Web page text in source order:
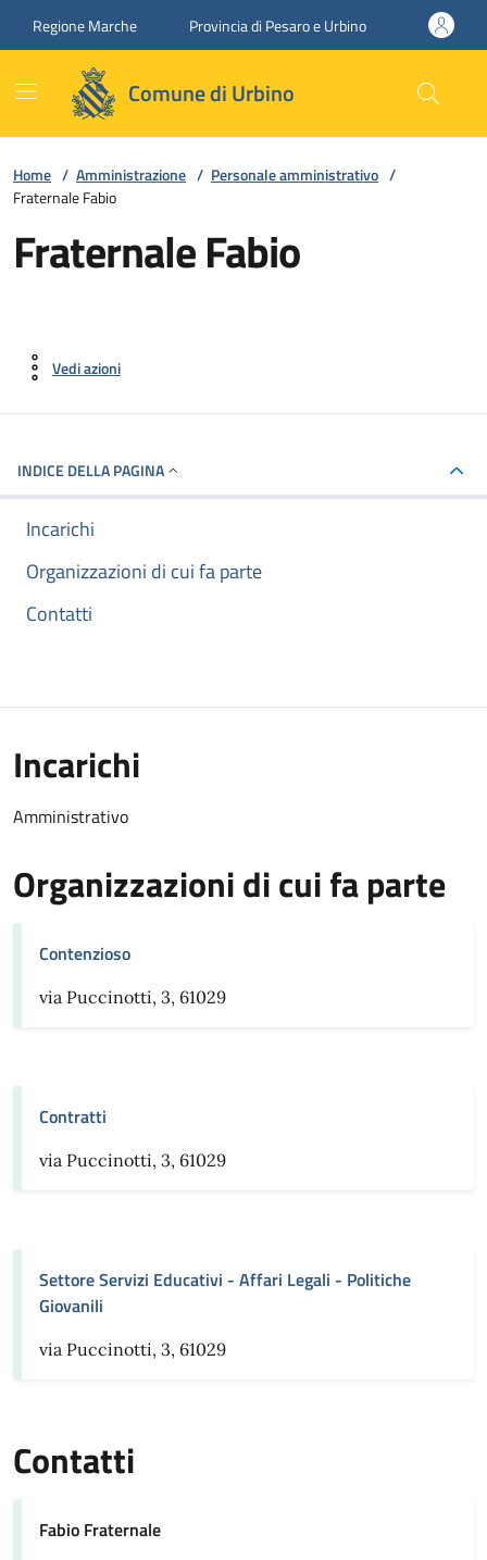
Regione Marche Provincia di Pesaro e Urbino
Comune di Urbino
Home / Amministrazione / Personale amministrativo /
Fraternale Fabio
Fraternale Fabio
Vedi azioni
INDICE DELLA PAGINA
Incarichi
Organizzazioni di cui fa parte
Contatti
Incarichi
Amministrativo
Organizzazioni di cui fa parte
Contenzioso
via Puccinotti, 3, 61029
Contratti
via Puccinotti, 3, 61029
Settore Servizi Educativi - Affari Legali - Politiche
Giovanili
via Puccinotti, 3, 61029
Contatti
Fabio Fraternale